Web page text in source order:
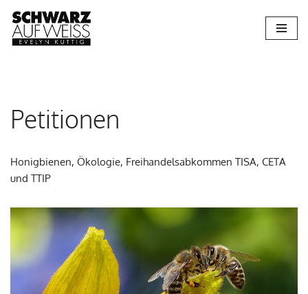
Zum
Petitionen
Honigbienen, Ökologie, Freihandelsabkommen TISA, CETA
und TTIP